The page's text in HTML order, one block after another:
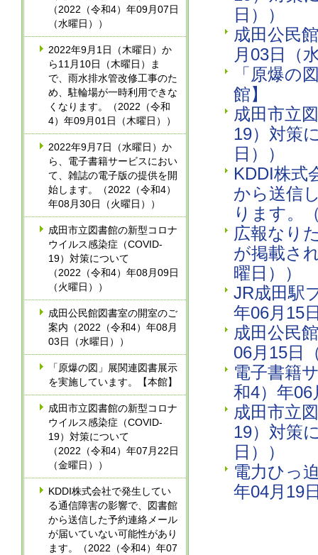
（2022（令和4）年09月07日
（水曜日））
2022年9月1日（木曜日）か
ら11月10日（木曜日）ま
で、雨水排水管改修工事のた
め、駐輪場が一時利用できな
くなります。（2022（令和
4）年09月01日（木曜日））
2022年9月7日（水曜日）か
ら、電子書籍サービスにおい
て、雑誌の電子版の提供を開
始します。（2022（令和4）
年08月30日（火曜日））
成田市立図書館の新型コロナ
ウイルス感染症（COVID-
19）対策について
（2022（令和4）年08月09日
（火曜日））
成田公民館図書室の開室のご
案内（2022（令和4）年08月
03日（水曜日））
「原爆の図」展関連図書展示
を実施しています。【本館】
成田市立図書館の新型コロナ
ウイルス感染症（COVID-
19）対策について
（2022（令和4）年07月22日
（金曜日））
KDDI株式会社で発生してい
る通信障害の影響で、図書館
から送信した予約連絡メール
が届いていない可能性があり
ます。（2022（令和4）年07
日））
成田公民
月03日（
「原爆の
館】
成田市立
19）対策
日））
KDDI株式
から送信
ります。
広報なり
が掲載さ
曜日））
JR成田駅
年06月15
成田公民
06月15日
電子書籍
和4）年06
成田市立
19）対策
日））
電力ひっ
年04月19